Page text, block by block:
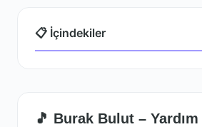
📋 İçindekiler
🎵 Burak Bulut –